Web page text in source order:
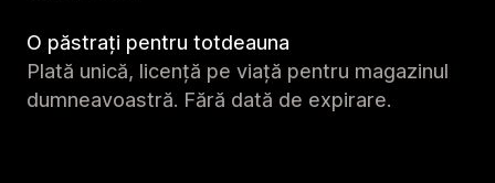
O păstrați pentru totdeauna
Plată unică, licență pe viață pentru magazinul
dumneavoastră. Fără dată de expirare.